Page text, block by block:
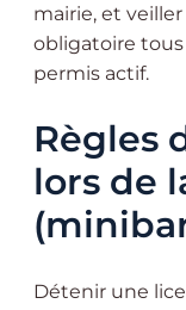
mairie, et
obligatoire tous
permis actif.
Règles
lors de
Détenir une